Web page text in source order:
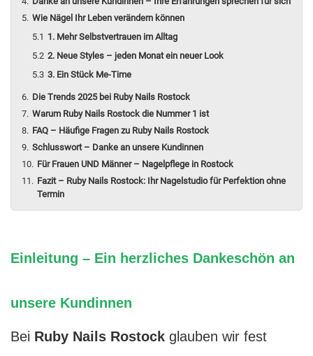
Wie Nägel Ihr Leben verändern können
1. Mehr Selbstvertrauen im Alltag
2. Neue Styles – jeden Monat ein neuer Look
3. Ein Stück Me-Time
Die Trends 2025 bei Ruby Nails Rostock
Warum Ruby Nails Rostock die Nummer 1 ist
FAQ – Häufige Fragen zu Ruby Nails Rostock
Schlusswort – Danke an unsere Kundinnen
Für Frauen UND Männer – Nagelpflege in Rostock
Fazit – Ruby Nails Rostock: Ihr Nagelstudio für Perfektion ohne
Termin
Einleitung – Ein herzliches Dankeschön an
unsere Kundinnen
Bei Ruby Nails Rostock glauben wir fest